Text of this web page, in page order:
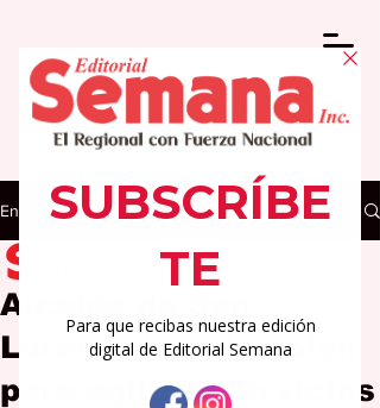
Entrada
Alcalde de San
Lorenzo impulsa plan
para agilizar servicios
2 min de lectura